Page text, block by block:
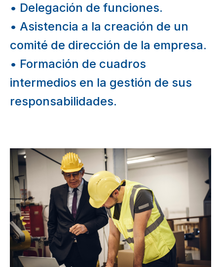
• Delegación de funciones.
• Asistencia a la creación de un
comité de dirección de la empresa.
• Formación de cuadros
intermedios en la gestión de sus
responsabilidades.